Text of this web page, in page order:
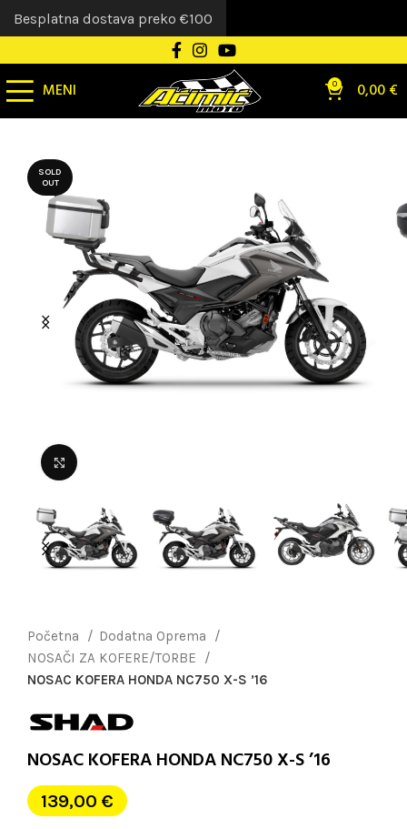
MENI 0 0,00€
SOLD
OUT
Početna
Dodatna Oprema
NOSAČI ZA KOFERE/TORBE
NOSAC KOFERA HONDA NC750 X-S ’16
NOSAC KOFERA HONDA NC750 X-S ’16
139,00 €
Besplatna dostava preko €100